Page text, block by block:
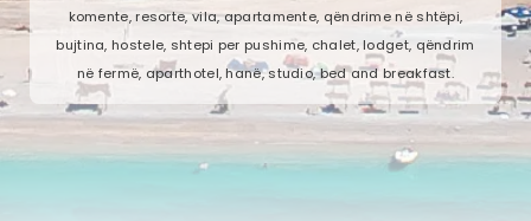
komente, resorte, vila, apartamente, qëndrime në shtëpi,
bujtina, hostele, shtepi per pushime, chalet, lodget, qëndrim
në fermë, aparthotel, hanë, studio, bed and breakfast.